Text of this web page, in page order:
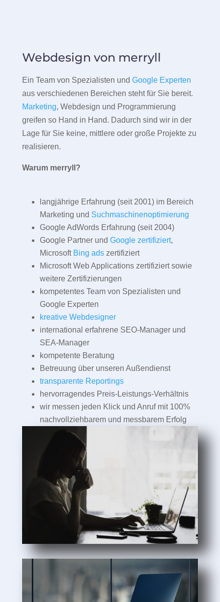
Webdesign von merryll
Ein Team von Spezialisten und Google Experten
aus verschiedenen Bereichen steht für Sie bereit.
Marketing, Webdesign und Programmierung
greifen so Hand in Hand. Dadurch sind wir in der
Lage für Sie keine, mittlere oder große Projekte zu
realisieren.
Warum merryll?
langjährige Erfahrung (seit 2001) im Bereich
Marketing und Suchmaschinenoptimierung
Google AdWords Erfahrung (seit 2004)
Google Partner und Google zertifiziert,
Microsoft Bing adszertifiziert
Microsoft Web Applications zertifiziert sowie
weitere Zertifizierungen
kompetentes Team von Spezialisten und
Google Experten
kreative Webdesigner
international erfahrene SEO-Manager und
SEA-Manager
kompetente Beratung
Betreuung über unseren Außendienst
transparente Reportings
hervorragendes Preis-Leistungs-Verhältnis
wir messen jeden Klick und Anruf mit 100%
nachvollziehbarem und messbarem Erfolg